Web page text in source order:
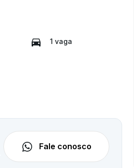
1 vaga
Fale conosco